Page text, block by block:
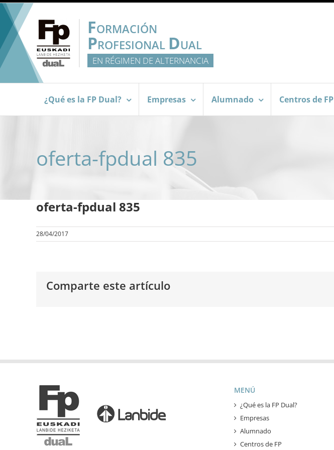
Saltar
contenido
FORMACIÓN
PROFESIONAL DUAL
EN RÉGIMEN DE ALTERNANCIA
¿Qué es la FP Dual? Empresas Alumnado Centros de FP
oferta-fpdual 835
oferta-fpdual 835
28/04/2017
Comparte este artículo
MENÚ
¿Qué es la FP Dual?
Empresas
Alumnado
Centros de FP